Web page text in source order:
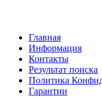
Главная
Информация
Контакты
Результат поиска
Политика
Гарантии